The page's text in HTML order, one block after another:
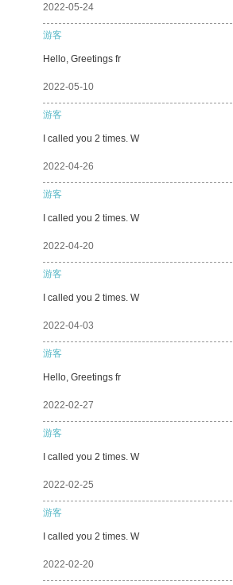
2022-05-24
游客
Hello, Greetings fr
2022-05-10
游客
I called you 2 times. W
2022-04-26
游客
I called you 2 times. W
2022-04-20
游客
I called you 2 times. W
2022-04-03
游客
Hello, Greetings fr
2022-02-27
游客
I called you 2 times. W
2022-02-25
游客
I called you 2 times. W
2022-02-20